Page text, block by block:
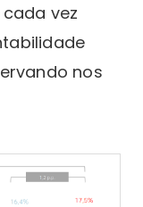
vez
nos